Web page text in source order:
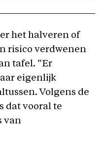
het halveren of
risico verdwenen
tafel. “Er
eigenlijk
Volgens de
dat vooral te
van